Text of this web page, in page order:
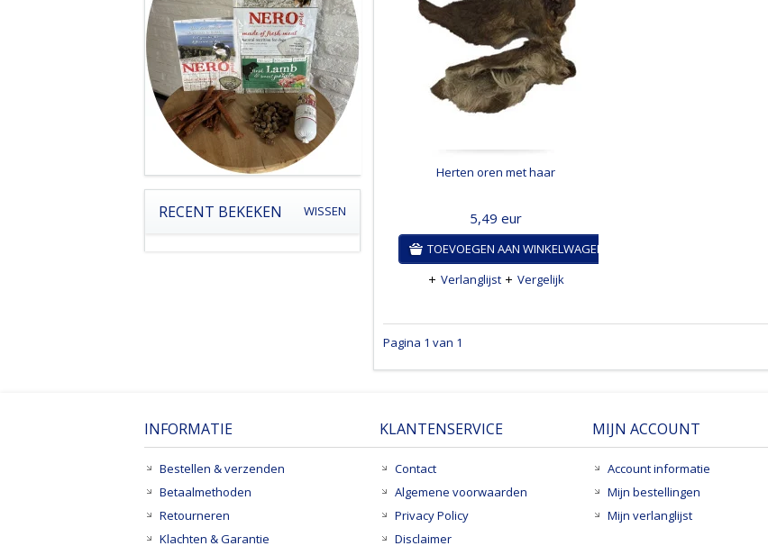
Herten oren met haar
5,49 eur
TOEVOEGEN AAN WINKELWAGEN
Verlanglijst
Vergelijk
Pagina 1 van 1
RECENT BEKEKEN WISSEN
INFORMATIE
Bestellen & verzenden
Betaalmethoden
Retourneren
Klachten & Garantie
KLANTENSERVICE
Contact
Algemene voorwaarden
Privacy Policy
Disclaimer
MIJN ACCOUNT
Account informatie
Mijn bestellingen
Mijn verlanglijst